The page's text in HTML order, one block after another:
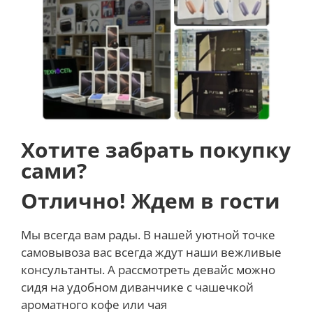
Хотите забрать покупку
сами?
Отлично! Ждем в гости
Мы всегда вам рады. В нашей уютной точке
самовывоза вас всегда ждут наши вежливые
консультанты. А рассмотреть девайс можно
сидя на удобном диванчике с чашечкой
ароматного кофе или чая